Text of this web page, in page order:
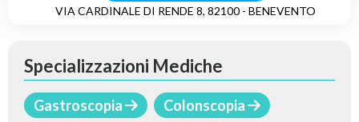
VIA CARDINALE DI RENDE 8, 82100 - BENEVENTO
Specializzazioni Mediche
Gastroscopia
Colonscopia